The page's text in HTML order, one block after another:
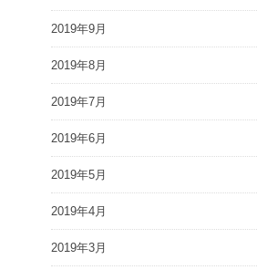
2019年9月
2019年8月
2019年7月
2019年6月
2019年5月
2019年4月
2019年3月